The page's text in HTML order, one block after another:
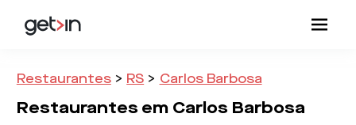
Restaurantes > RS > Carlos Barbosa
Restaurantes em Carlos Barbosa